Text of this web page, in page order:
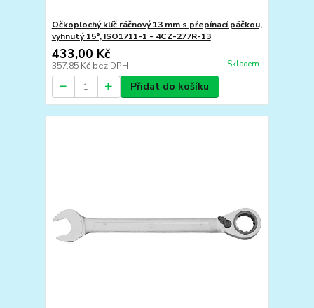
Očkoplochý klíč ráčnový 13 mm s přepínací páčkou,
vyhnutý 15°, ISO1711-1 - 4CZ-277R-13
433,00 Kč
357,85 Kč bez DPH Skladem
Přidat do košíku